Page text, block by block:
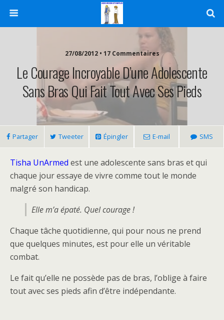
27/08/2012 • 17 Commentaires
Le Courage Incroyable D’une Adolescente
Sans Bras Qui Fait Tout Avec Ses Pieds
Partager Tweeter Épingler E-mail SMS
Tisha UnArmed est une adolescente sans bras et qui
chaque jour essaye de vivre comme tout le monde
malgré son handicap.
Elle m’a épaté. Quel courage !
Chaque tâche quotidienne, qui pour nous ne prend
que quelques minutes, est pour elle un véritable
combat.
Le fait qu’elle ne possède pas de bras, l’oblige à faire
tout avec ses pieds afin d’être indépendante.